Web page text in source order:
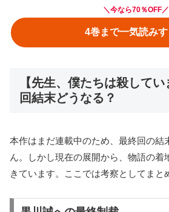
＼今なら70％OFF／
4巻まで一気読み
【先生、僕たちは殺して
回結末どうなる？
本作はまだ連載中のため、最終回の結
ん。しかし現在の展開から、物語の着
きています。ここでは考察としてまと